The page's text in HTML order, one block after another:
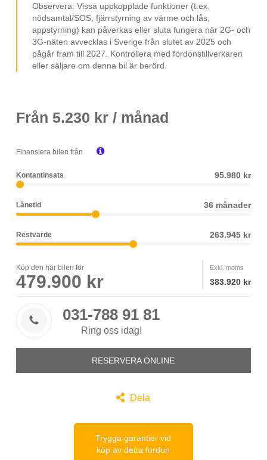
Trötthetsvarnare
Elspeglar
Elhissar
Räckvidd upp till 451 km (WLTP)
12 V-uttag
Svensksåld
Leasebar till företag
Observera: Vissa uppkopplade funktioner (t.ex.
nödsamtal/SOS, fjärrstyrning av värme och lås,
appstyrning) kan påverkas eller sluta fungera när 2G- och
3G-näten avvecklas i Sverige från slutet av 2025 och
pågår fram till 2027. Kontrollera med fordonstillverkaren
eller säljare om denna bil är berörd.
Från 5.230 kr / månad
Finansiera bilen från 
Kontantinsats 95.980 kr
Lånetid 36 månader
Restvärde 263.945 kr
Köp den här bilen för
479.900 kr
Exkl. moms
383.920 kr
 031-788 91 81
Ring oss idag!
RESERVERA ONLINE
 Dela
Trygga garantier vid
köp av detta fordon